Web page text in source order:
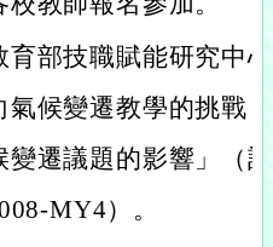
育部技職賦能研究中
氣候變遷教學的挑戰
變遷議題的影響」（
MY4）。